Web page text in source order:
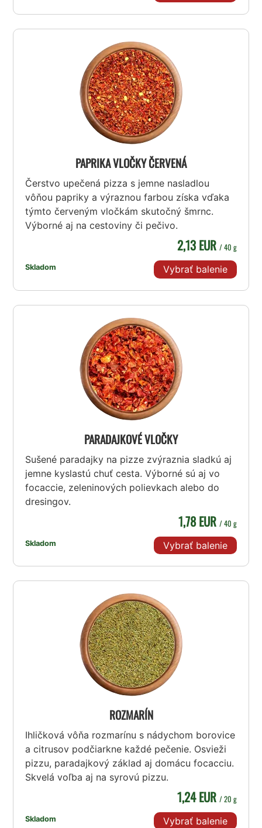
PAPRIKA VLOČKY ČERVENÁ
Čerstvo upečená pizza s jemne nasladlou
vôňou papriky a výraznou farbou získa vďaka
týmto červeným vločkám skutočný šmrnc.
Výborné aj na cestoviny či pečivo.
Skladom
2,13 EUR / 40 g
Vybrať balenie
PARADAJKOVÉ VLOČKY
Sušené paradajky na pizze zvýraznia sladkú aj
jemne kyslastú chuť cesta. Výborné sú aj vo
focaccie, zeleninových polievkach alebo do
dresingov.
Skladom
1,78 EUR / 40 g
Vybrať balenie
ROZMARÍN
Ihličková vôňa rozmarínu s nádychom borovice
a citrusov podčiarkne každé pečenie. Osvieži
pizzu, paradajkový základ aj domácu focacciu.
Skvelá voľba aj na syrovú pizzu.
Skladom
1,24 EUR / 20 g
Vybrať balenie